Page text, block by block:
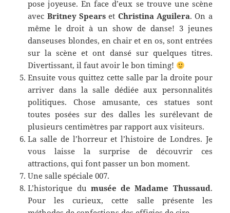
pose joyeuse. En face d’eux se trouve une scène
avec Britney Spears et Christina Aguilera. On a
même le droit à un show de danse! 3 jeunes
danseuses blondes, en chair et en os, sont entrées
sur la scène et ont dansé sur quelques titres.
Divertissant, il faut avoir le bon timing!
Ensuite vous quittez cette salle par la droite pour
arriver dans la salle dédiée aux personnalités
politiques. Chose amusante, ces statues sont
toutes posées sur des dalles les surélevant de
plusieurs centimètres par rapport aux visiteurs.
La salle de l’horreur et l’histoire de Londres. Je
vous laisse la surprise de découvrir ces
attractions, qui font passer un bon moment.
Une salle spéciale 007.
L’historique du musée de Madame Thussaud.
Pour les curieux, cette salle présente les